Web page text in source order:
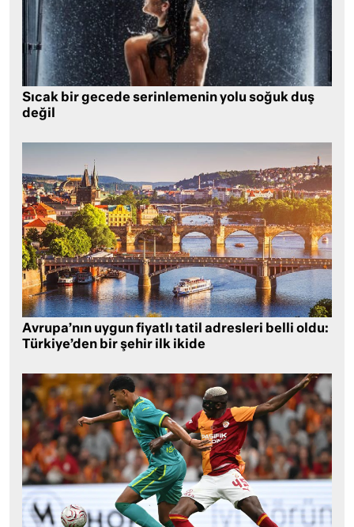
Sıcak bir gecede serinlemenin yolu soğuk duş
değil
Avrupa’nın uygun fiyatlı tatil adresleri belli oldu:
Türkiye’den bir şehir ilk ikide